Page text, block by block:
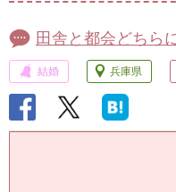
田舎と都会どちら
結婚 兵庫県